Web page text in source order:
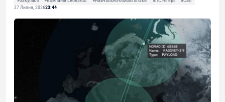
27 Липня, 202623:44